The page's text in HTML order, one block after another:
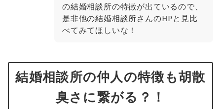
の結婚相談所の特徴が出ているので、
是非他の結婚相談所さんのHPと見比
べてみてほしいな！
結婚相談所の仲人の特徴も胡散
臭さに繋がる？！